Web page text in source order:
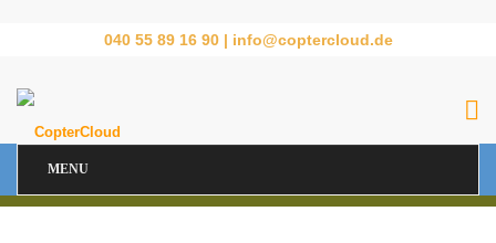
040 55 89 16 90 | info@coptercloud.de
MENU